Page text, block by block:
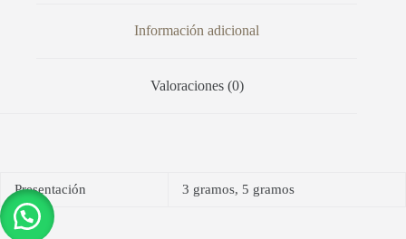
Información adicional
Valoraciones (0)
Presentación 3 gramos, 5 gramos